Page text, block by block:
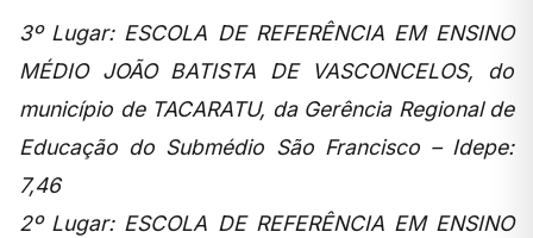
3º Lugar: ESCOLA DE REFERÊNCIA EM ENSINO
MÉDIO JOÃO BATISTA DE VASCONCELOS, do
município de TACARATU, da Gerência Regional de
Educação do Submédio São Francisco – Idepe:
7,46
2º Lugar: ESCOLA DE REFERÊNCIA EM ENSINO